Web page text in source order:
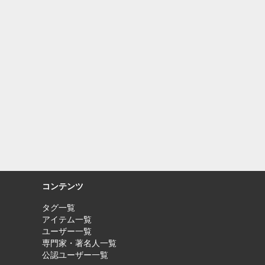
コンテンツ
タグ一覧
アイテム一覧
ユーザー一覧
専門家・著名人一覧
公認ユーザー一覧